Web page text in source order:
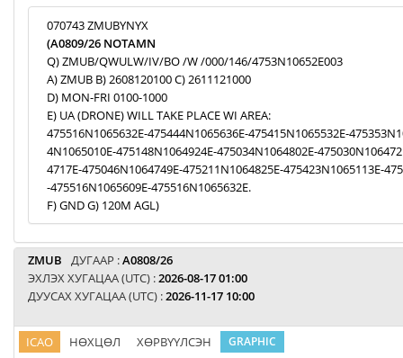
070743 ZMUBYNYX
(A0809/26 NOTAMN
Q) ZMUB/QWULW/IV/BO /W /000/146/4753N10652E003
A) ZMUB B) 2608120100 C) 2611121000
D) MON-FRI 0100-1000
E) UA (DRONE) WILL TAKE PLACE WI AREA:
475516N1065632E-475444N1065636E-475415N1065532E-
4N1065010E-475148N1064924E-475034N1064802E-
4717E-475046N1064749E-475211N1064825E-475423N1065113E-
-475516N1065609E-475516N1065632E.
F) GND G) 120M AGL)
ZMUB ДУГААР :A0808/26
ЭХЛЭХ ХУГАЦАА (UTC) :2026-08-17 01:00
ДУУСАХ ХУГАЦАА (UTC) :2026-11-17 10:00
ICAO НӨХЦӨЛ ХӨРВҮҮЛСЭН GRAPHIC